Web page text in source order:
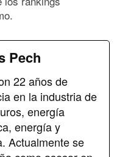
Pech
22 años de
en la industria de
energía
energía y
Actualmente se